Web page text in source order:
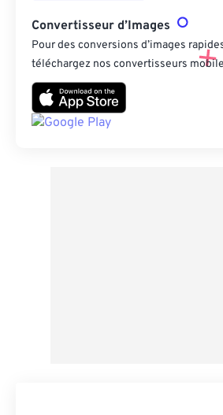
Convertisseur d’Images
Pour des conversions d’images
téléchargez nos convertisseurs